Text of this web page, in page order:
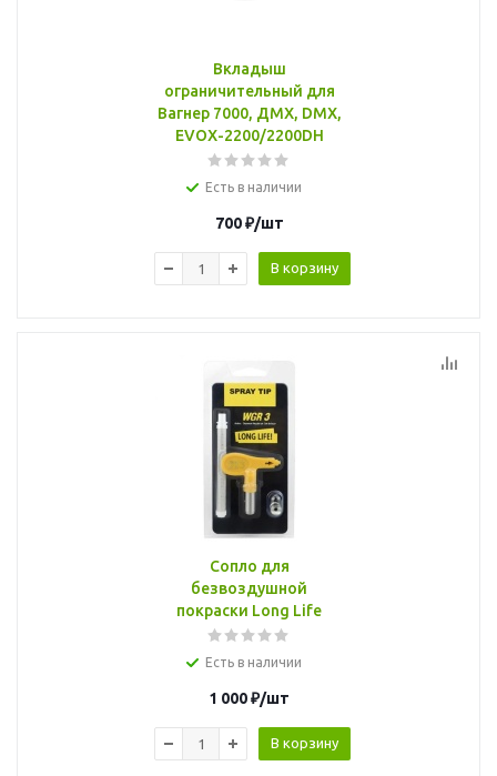
Вкладыш
ограничительный для
Вагнер 7000, ДМХ, DMX,
EVOX-2200/2200DH
Есть в наличии
700₽/шт
В корзину
Сопло для
безвоздушной
покраски Long Life
Есть в наличии
1 000₽/шт
В корзину